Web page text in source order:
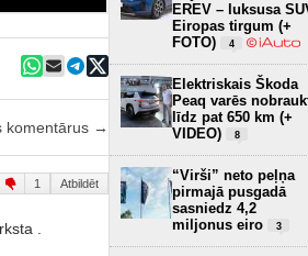
komentārus →
1 Atbildēt
.
EREV – luksusa
Eiropas tirgum (+
FOTO)
4
Elektriskais Škoda
Peaq varēs
līdz pat 650 km (+
VIDEO)
8
“Virši” neto peļņa
pirmajā pusgadā
sasniedz 4,2
miljonus eiro
3